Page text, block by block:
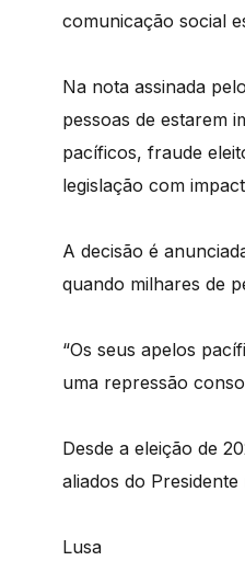
comunicação social
Na nota assinada
pessoas de estarem
pacíficos, fraude
legislação com
A decisão é
quando milhares de
“Os seus apelos
uma repressão
Desde a eleição de
aliados do
Lusa